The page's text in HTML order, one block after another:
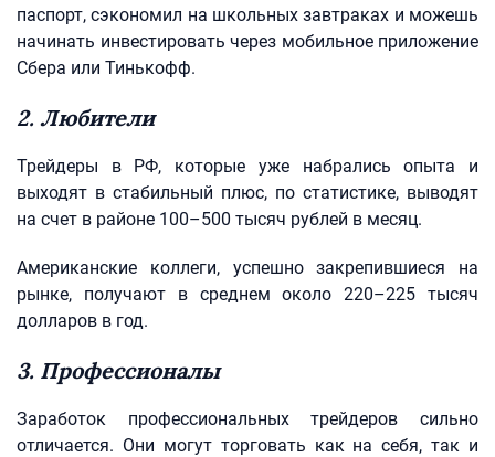
паспорт, сэкономил на школьных завтраках и можешь
начинать инвестировать через мобильное приложение
Сбера или Тинькофф.
2. Любители
Трейдеры в РФ, которые уже набрались опыта и
выходят в стабильный плюс, по статистике, выводят
на счет в районе 100–500 тысяч рублей в месяц.
Американские коллеги, успешно закрепившиеся на
рынке, получают в среднем около 220–225 тысяч
долларов в год.
3. Профессионалы
Заработок профессиональных трейдеров сильно
отличается. Они могут торговать как на себя, так и